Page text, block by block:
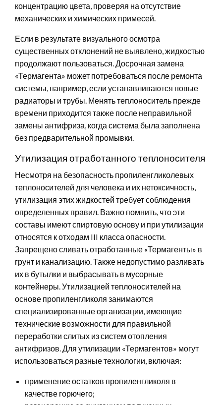
концентрацию цвета, проверяя на отсутствие
механических и химических примесей.
Если в результате визуального осмотра
существенных отклонений не выявлено, жидкостью
продолжают пользоваться. Досрочная замена
«Термагента» может потребоваться после ремонта
системы, например, если устанавливаются новые
радиаторы и трубы. Менять теплоноситель прежде
времени приходится также после неправильной
замены антифриза, когда система была заполнена
без предварительной промывки.
Утилизация отработанного теплоносителя
Несмотря на безопасность пропиленгликолевых
теплоносителей для человека и их нетоксичность,
утилизация этих жидкостей требует соблюдения
определенных правил. Важно помнить, что эти
составы имеют спиртовую основу и при утилизации
относятся к отходам III класса опасности.
Запрещено сливать отработанные «Термагенты» в
грунт и канализацию. Также недопустимо разливать
их в бутылки и выбрасывать в мусорные
контейнеры. Утилизацией теплоносителей на
основе пропиленгликоля занимаются
специализированные организации, имеющие
технические возможности для правильной
переработки слитых из систем отопления
антифризов. Для утилизации «Термагентов» могут
использоваться разные технологии, включая:
применение остатков пропиленгликоля в
качестве горючего;